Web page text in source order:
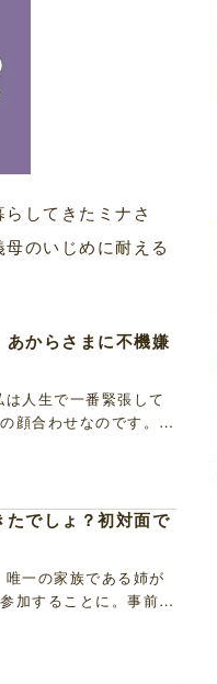
してきたミナさ
のいじめに耐える
あからさまに不機嫌
人生で一番緊張して
顔合わせなのです。で
たでしょ？初対面で
一の家族である姉が
加することに。事前に